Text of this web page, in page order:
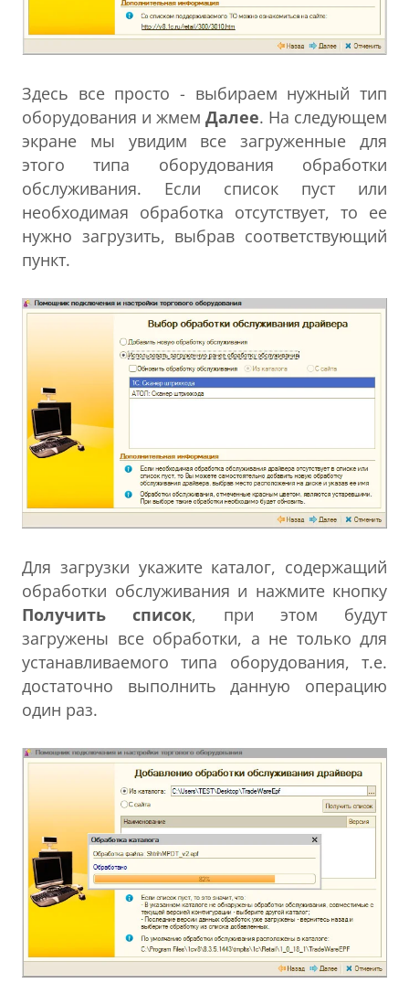
Здесь все просто - выбираем нужный тип
оборудования и жмем Далее. На следующем
экране мы увидим все загруженные для
этого типа оборудования обработки
обслуживания. Если список пуст или
необходимая обработка отсутствует, то ее
нужно загрузить, выбрав соответствующий
пункт.
Для загрузки укажите каталог, содержащий
обработки обслуживания и нажмите кнопку
Получить список, при этом будут
загружены все обработки, а не только для
устанавливаемого типа оборудования, т.е.
достаточно выполнить данную операцию
один раз.